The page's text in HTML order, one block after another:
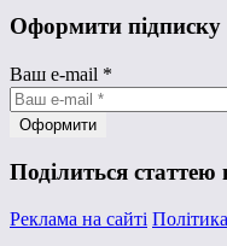
Оформити підписку
Ваш e-mail *
Поділиться
Реклама на сайті